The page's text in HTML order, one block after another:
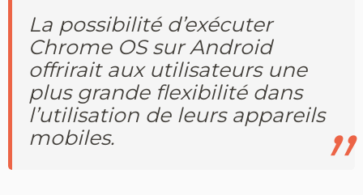
La possibilité d’exécuter
Chrome OS sur Android
offrirait aux utilisateurs une
plus grande flexibilité dans
l’utilisation de leurs appareils
mobiles.